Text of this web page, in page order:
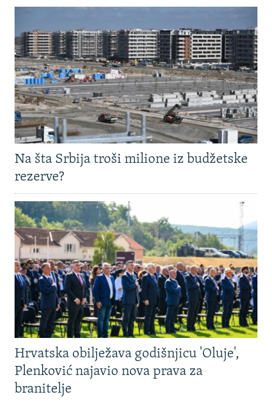
Na šta Srbija troši milione iz budžetske
rezerve?
Hrvatska obilježava godišnjicu 'Oluje',
Plenković najavio nova prava za
branitelje